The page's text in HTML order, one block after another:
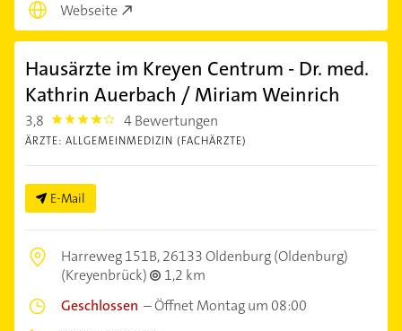
Webseite
Hausärzte im Kreyen Centrum - Dr. med.
Kathrin Auerbach / Miriam Weinrich
3,8 3.8 4 Bewertungen
ÄRZTE: ALLGEMEINMEDIZIN (FACHÄRZTE)
E-Mail
Harreweg 151B,26133 Oldenburg (Oldenburg)
(Kreyenbrück)
1,2 km
Geschlossen –Öffnet Montag um 08:00